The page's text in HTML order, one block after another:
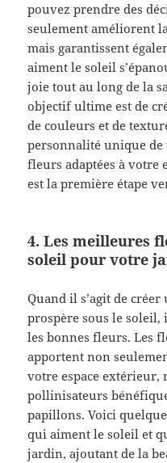
pouvez prendre des
seulement améliorent
mais garantissent
aiment le soleil
joie tout au long de la
objectif ultime est de
de couleurs et de
personnalité unique
fleurs adaptées à
est la première étape
4. Les meilleures
soleil pour votre
Quand il s’agit de
prospère sous le
les bonnes fleurs. Les
apportent non
votre espace extérieur,
pollinisateurs
papillons. Voici
qui aiment le soleil et
jardin, ajoutant de la